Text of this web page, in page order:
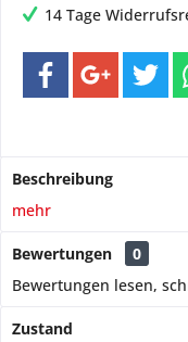
14 Tage
Beschreibung
mehr
Bewertungen
0
Bewertungen lesen,
Zustand